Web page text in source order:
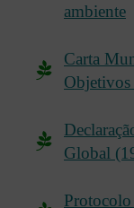
ambiente
Carta
Global
Protocolo